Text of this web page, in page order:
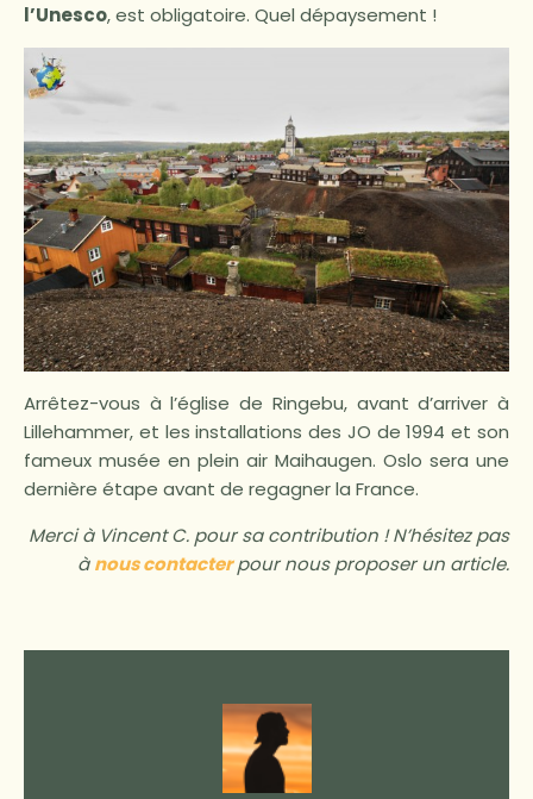
l’Unesco, est obligatoire. Quel dépaysement !
Arrêtez-vous à l’église de Ringebu, avant d’arriver à
Lillehammer, et les installations des JO de 1994 et son
fameux musée en plein air Maihaugen. Oslo sera une
dernière étape avant de regagner la France.
Merci à Vincent C. pour sa contribution ! N’hésitez pas
ànous contacterpour nous proposer un article.